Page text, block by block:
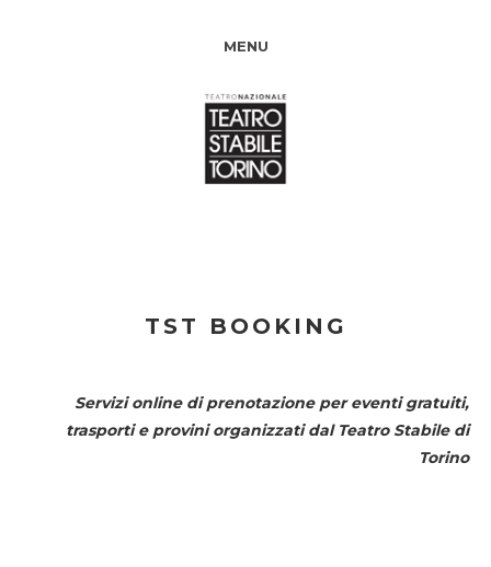
MENU
TST BOOKING
Servizi online di prenotazione per eventi gratuiti,
trasporti e provini organizzati dal Teatro Stabile di
Torino